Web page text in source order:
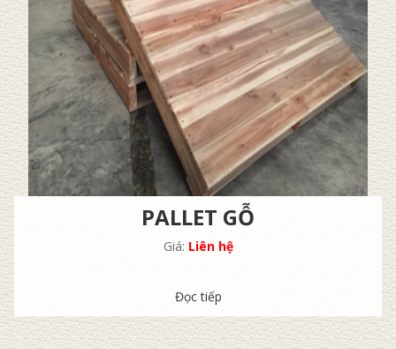
PALLET GỖ
Giá: Liên hệ
Đọc tiếp